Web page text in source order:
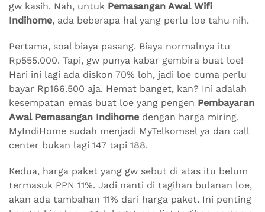
gw kasih. Nah, untuk Pemasangan Awal Wifi
Indihome, ada beberapa hal yang perlu loe tahu nih.
Pertama, soal biaya pasang. Biaya normalnya itu
Rp555.000. Tapi, gw punya kabar gembira buat loe!
Hari ini lagi ada diskon 70% loh, jadi loe cuma perlu
bayar Rp166.500 aja. Hemat banget, kan? Ini adalah
kesempatan emas buat loe yang pengen Pembayaran
Awal Pemasangan Indihome dengan harga miring.
MyIndiHome sudah menjadi MyTelkomsel ya dan call
center bukan lagi 147 tapi 188.
Kedua, harga paket yang gw sebut di atas itu belum
termasuk PPN 11%. Jadi nanti di tagihan bulanan loe,
akan ada tambahan 11% dari harga paket. Ini penting